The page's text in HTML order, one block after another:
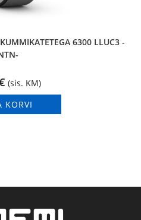
6300 LLUC3 -
(sis. KM)
KORVI